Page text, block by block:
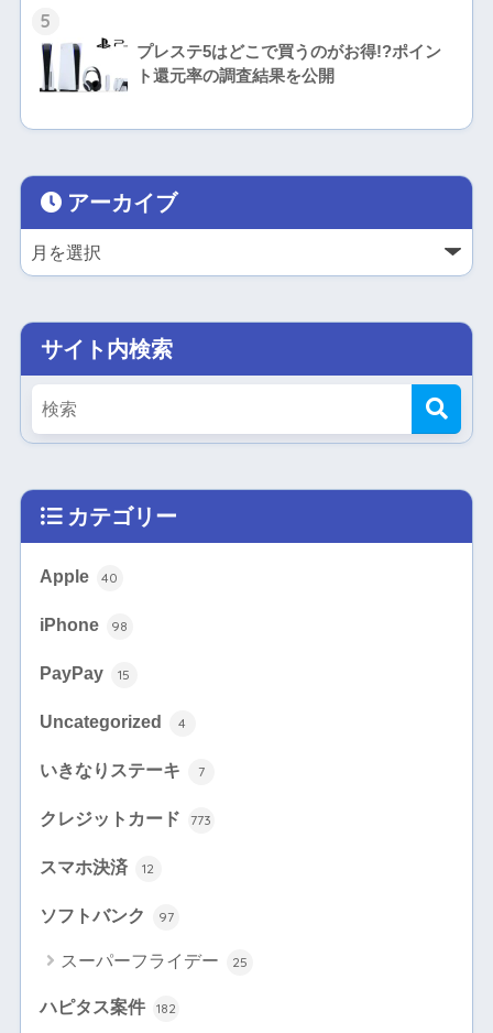
5
プレステ5はどこで買うのがお得!?ポイン
ト還元率の調査結果を公開
アーカイブ
サイト内検索
カテゴリー
Apple 40
iPhone 98
PayPay 15
Uncategorized 4
いきなりステーキ 7
クレジットカード 773
スマホ決済 12
ソフトバンク 97
スーパーフライデー 25
ハピタス案件 182